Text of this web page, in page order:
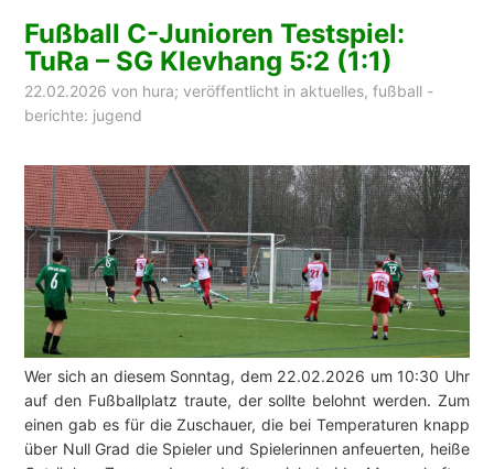
Fußball C-Junioren Testspiel:
TuRa – SG Klevhang 5:2 (1:1)
22.02.2026 von hura; veröffentlicht in aktuelles,fußball -
berichte: jugend
Wer sich an diesem Sonntag, dem 22.02.2026 um 10:30 Uhr
auf den Fußballplatz traute, der sollte belohnt werden. Zum
einen gab es für die Zuschauer, die bei Temperaturen knapp
über Null Grad die Spieler und Spielerinnen anfeuerten, heiße